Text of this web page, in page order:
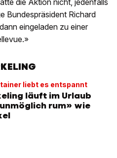
die Aktion nicht, jedenfalls
Bundespräsident Richard
eingeladen zu einer
liebt es entspannt
läuft im Urlaub
rum» wie